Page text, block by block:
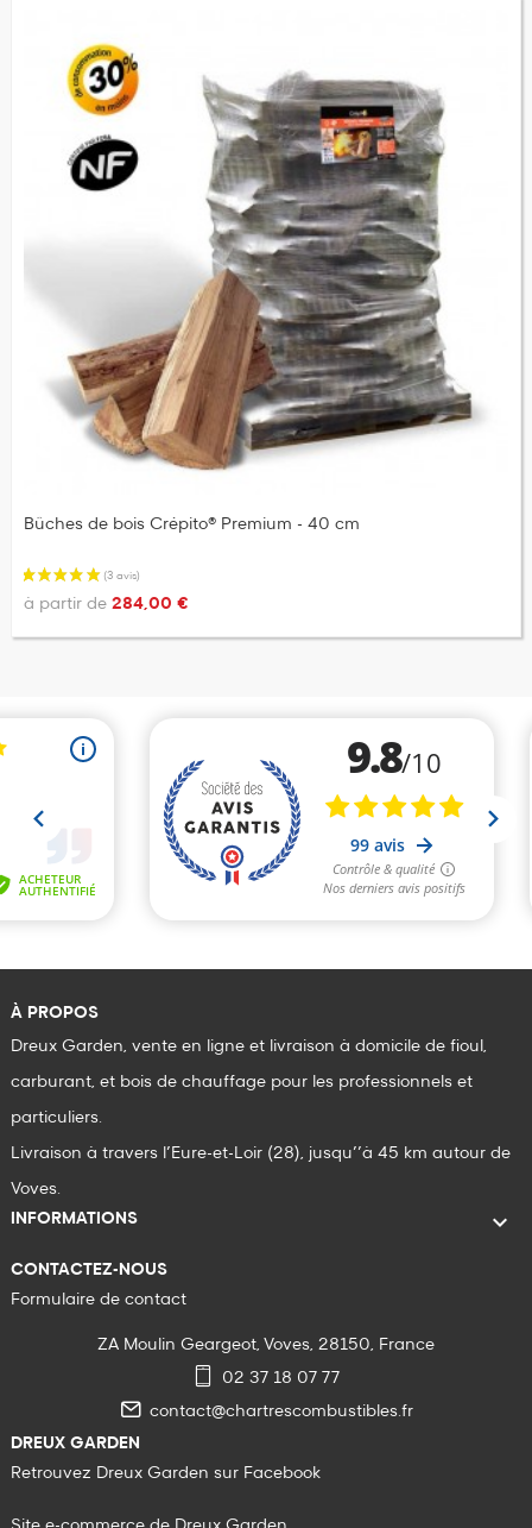
Bûches de bois Crépito® Premium - 40 cm
à partir de 284,00 €
À PROPOS
Dreux Garden, vente en ligne et livraison à domicile de fioul,
carburant, et bois de chauffage pour les professionnels et
particuliers.
Livraison à travers l’Eure-et-Loir (28), jusqu’’à 45 km autour de
Voves.
INFORMATIONS

CONTACTEZ-NOUS
Formulaire de contact
ZA Moulin Geargeot, Voves, 28150, France
02 37 18 07 77
contact@chartrescombustibles.fr
DREUX GARDEN
Retrouvez Dreux Garden sur Facebook